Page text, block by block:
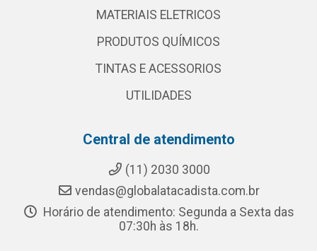
MATERIAIS ELETRICOS
PRODUTOS QUÍMICOS
TINTAS E ACESSORIOS
UTILIDADES
Central de atendimento
(11) 2030 3000
vendas@globalatacadista.com.br
Horário de atendimento: Segunda a Sexta das
07:30h às 18h.